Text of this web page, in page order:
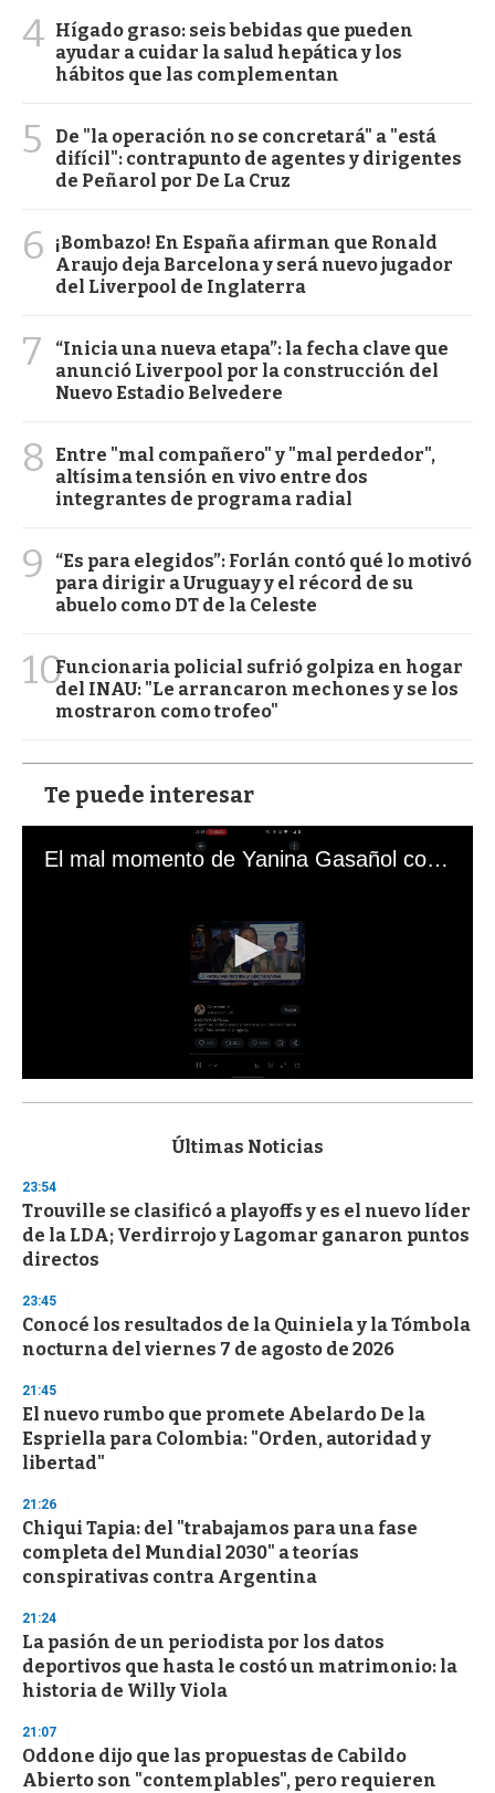
4 Hígado graso: seis bebidas que pueden
ayudar a cuidar la salud hepática y los
hábitos que las complementan
5
De "la operación no se concretará" a "está
difícil": contrapunto de agentes y dirigentes
de Peñarol por De La Cruz
6
¡Bombazo! En España afirman que Ronald
Araujo deja Barcelona y será nuevo jugador
del Liverpool de Inglaterra
7
“Inicia una nueva etapa”: la fecha clave que
anunció Liverpool por la construcción del
Nuevo Estadio Belvedere
8
Entre "mal compañero" y "mal perdedor",
altísima tensión en vivo entre dos
integrantes de programa radial
9
“Es para elegidos”: Forlán contó qué lo motivó
para dirigir a Uruguay y el récord de su
abuelo como DT de la Celeste
10Funcionaria policial sufrió golpiza en hogar
del INAU: "Le arrancaron mechones y se los
mostraron como trofeo"
Te puede interesar
El mal momento de Yanina Gasañol con un hincha argentino en "Subrayado"
s
d
s
o
f
3
s
e
c
o
d
s
Últimas Noticias
23:54
Trouville se clasificó a playoffs y es el nuevo líder
de la LDA; Verdirrojo y Lagomar ganaron puntos
directos
23:45
Conocé los resultados de la Quiniela y la Tómbola
nocturna del viernes 7 de agosto de 2026
21:45
El nuevo rumbo que promete Abelardo De la
Espriella para Colombia: "Orden, autoridad y
libertad"
21:26
Chiqui Tapia: del "trabajamos para una fase
completa del Mundial 2030" a teorías
conspirativas contra Argentina
21:24
La pasión de un periodista por los datos
deportivos que hasta le costó un matrimonio: la
historia de Willy Viola
21:07
Oddone dijo que las propuestas de Cabildo
Abierto son "contemplables", pero requieren